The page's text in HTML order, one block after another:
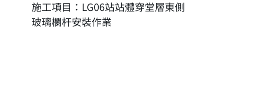
施工項目：LG06站站體穿堂層東側
玻璃欄杆安裝作業